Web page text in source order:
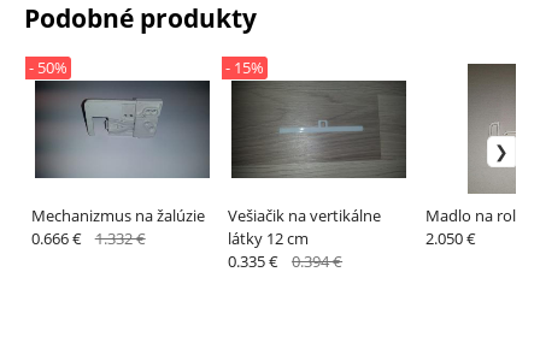
Podobné produkty
Mechanizmus na žalúzie
- 50%
0.666 € 1.332 €
Vešiačik na vertikálne
látky 12 cm
- 15%
0.335 € 0.394 €
Madlo na
2.050 €